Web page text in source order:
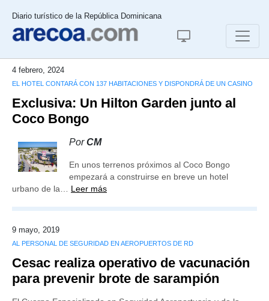
Diario turístico de la República Dominicana
4 febrero, 2024
EL HOTEL CONTARÁ CON 137 HABITACIONES Y DISPONDRÁ DE UN CASINO
Exclusiva: Un Hilton Garden junto al
Coco Bongo
PorCM
En unos terrenos próximos al Coco Bongo
empezará a construirse en breve un hotel
urbano de la… Leer más
9 mayo, 2019
AL PERSONAL DE SEGURIDAD EN AEROPUERTOS DE RD
Cesac realiza operativo de vacunación
para prevenir brote de sarampión